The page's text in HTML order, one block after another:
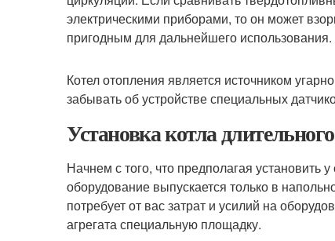
электрическими приборами, то он может
пригодным для дальнейшего использования.
Котел отопления является источником
забывать об устройстве специальных
Установка котла
Начнем с того, что предполагая установить
оборудование выпускается только в
потребует от вас затрат и усилий на
агрегата специальную площадку.